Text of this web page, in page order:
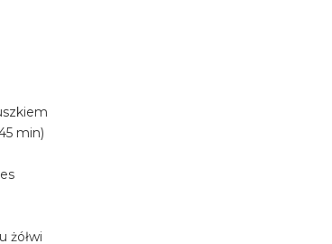
min)
żółwi